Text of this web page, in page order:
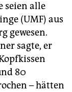
seien alle
(UMF) aus
gewesen.
sagte, er
80
– hätten